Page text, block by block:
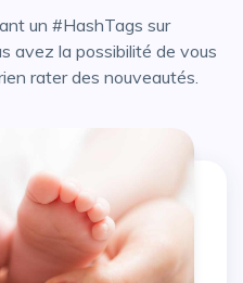
avez la possibilité de vous
rater des nouveautés.